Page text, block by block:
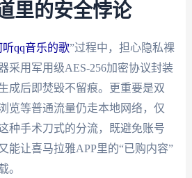
里的安全悖论
qq音乐的歌”过程中，担心隐私裸
采用军用级AES-256加密协议封装
成后即焚毁不留痕。更重要是双
览等普通流量仍走本地网络，仅
种手术刀式的分流，既避免账号
能让喜马拉雅APP里的“已购内容”
。